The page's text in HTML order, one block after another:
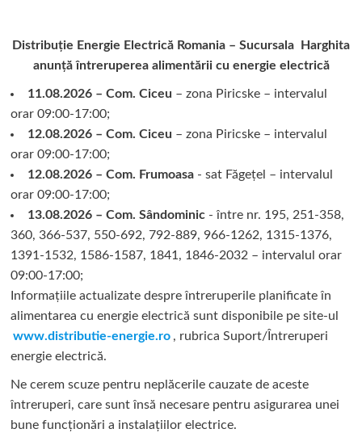
Distribuție Energie Electrică Romania – Sucursala Harghita
anunță întreruperea alimentării cu energie electrică
11.08.2026 – Com. Ciceu – zona Piricske – intervalul
orar 09:00-17:00;
12.08.2026 – Com. Ciceu – zona Piricske – intervalul
orar 09:00-17:00;
12.08.2026 – Com. Frumoasa- sat Făgețel – intervalul
orar 09:00-17:00;
13.08.2026 – Com. Sândominic- între nr. 195, 251-358,
360, 366-537, 550-692, 792-889, 966-1262, 1315-1376,
1391-1532, 1586-1587, 1841, 1846-2032 – intervalul orar
09:00-17:00;
Informațiile actualizate despre întreruperile planificate în
alimentarea cu energie electrică sunt disponibile pe site-ul
www.distributie-energie.ro , rubrica Suport/Întreruperi
energie electrică.
Ne cerem scuze pentru neplăcerile cauzate de aceste
întreruperi, care sunt însă necesare pentru asigurarea unei
bune funcționări a instalațiilor electrice.